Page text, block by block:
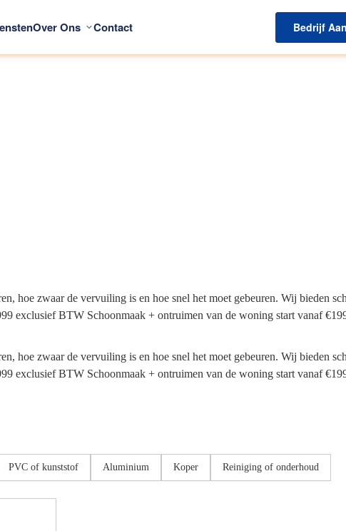
Over Ons Contact Bedrijf
hoe zwaar de vervuiling is en hoe snel het moet gebeuren. Wij bieden
exclusief BTW Schoonmaak + ontruimen van de woning start vanaf
hoe zwaar de vervuiling is en hoe snel het moet gebeuren. Wij bieden
exclusief BTW Schoonmaak + ontruimen van de woning start vanaf
PVC of kunststof Aluminium Koper Reiniging of onderhoud